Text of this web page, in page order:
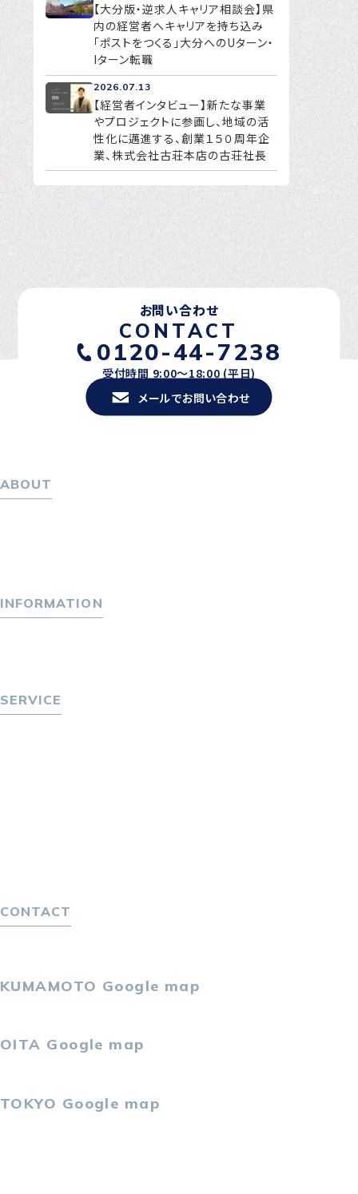
【大分版・逆求人キャリア相談会】県
内の経営者へキャリアを持ち込み
「ポストをつくる」大分へのUターン・
Iターン転職
2026.07.13
【経営者インタビュー】新たな事業
やプロジェクトに参画し、地域の活
性化に邁進する、創業１５０周年企
業、株式会社古荘本店の古荘社長
お問い合わせ
CONTACT
0120-44-7238
受付時間 9:00〜18:00 (平日)
メールでお問い合わせ
KUMAMOTO Google map
OITA Google map
TOKYO Google map
ABOUT
INFORMATION
SERVICE
CONTACT